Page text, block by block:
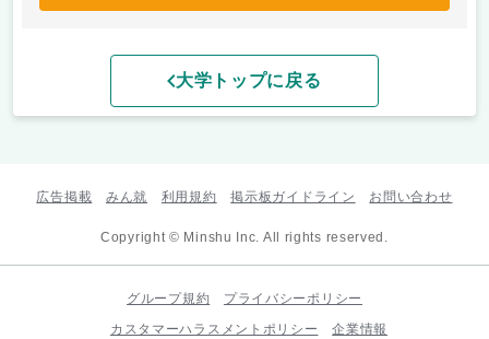
大学トップに戻る
広告掲載 みん就 利用規約 掲示板ガイドライン お問い合わせ
Copyright © Minshu Inc. All rights reserved.
グループ規約
プライバシーポリシー
カスタマーハラスメントポリシー
企業情報